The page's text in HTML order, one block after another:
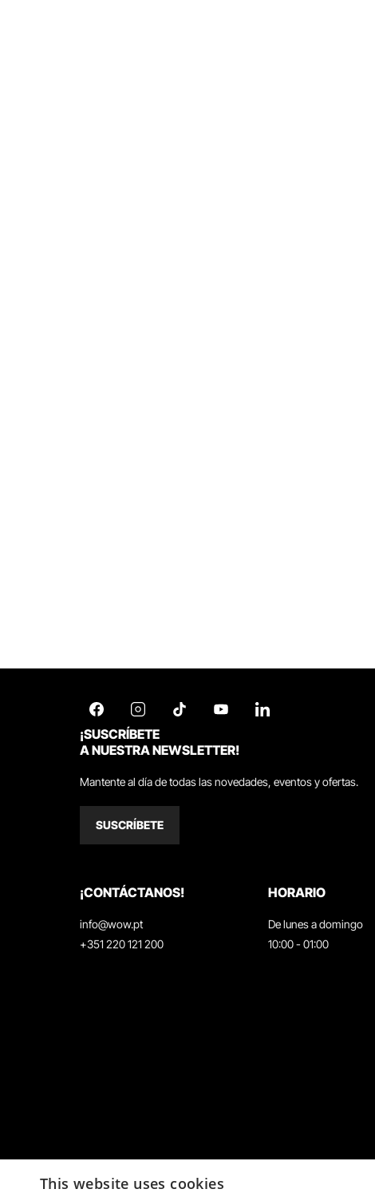
¡SUSCRÍBETE
A NUESTRA NEWSLETTER!
Mantente al día de todas las novedades, eventos y ofertas.
SUSCRÍBETE
¡CONTÁCTANOS!
info@wow.pt
+351 220 121 200
HORARIO
De lunes a domingo
10:00 - 01:00
This website uses cookies